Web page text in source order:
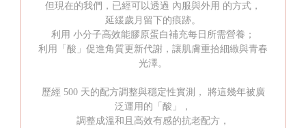
但現在的我們，已經可以透過 內服與外用 的方式，
延緩歲月留下的痕跡。
利用 小分子高效能膠原蛋白補充每日所需營養；
利用「酸」促進角質更新代謝，讓肌膚重拾細緻與青春
光澤。
歷經 500 天的配方調整與穩定性實測， 將這幾年被廣
泛運用的「酸」，
調整成溫和且高效有感的抗老配方，